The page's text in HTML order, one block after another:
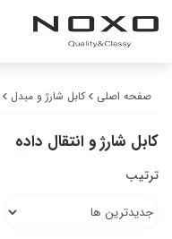
صفحه اصلی کابل شارژ و مبدل
کابل شارژ و انتقال داده
ترتیب